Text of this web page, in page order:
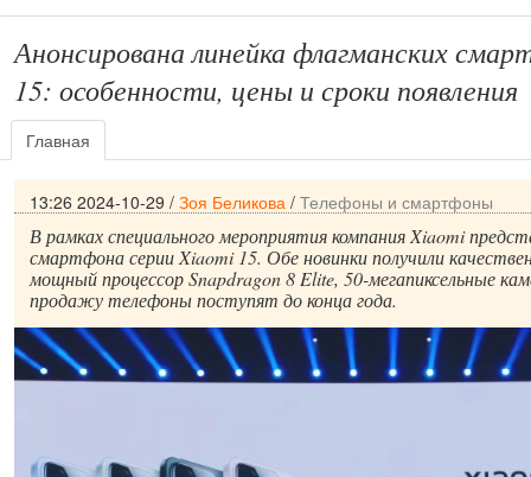
Анонсирована линейка флагманских
15: особенности, цены и сроки появления
Главная
13:26 2024-10-29 / Зоя Беликова / Телефоны и смартфоны
В рамках специального мероприятия компания Xiaomi
смартфона серии Xiaomi 15. Обе новинки получили
мощный процессор Snapdragon 8 Elite, 50-мегапиксельные
продажу телефоны поступят до конца года.